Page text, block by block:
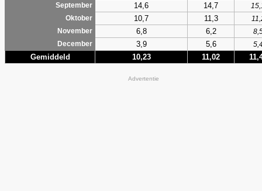
September
14,6 14,7
Oktober
10,7 11,3
November
6,8 6,2
December
3,9 5,6
Gemiddeld 10,23 11,02
Advertentie